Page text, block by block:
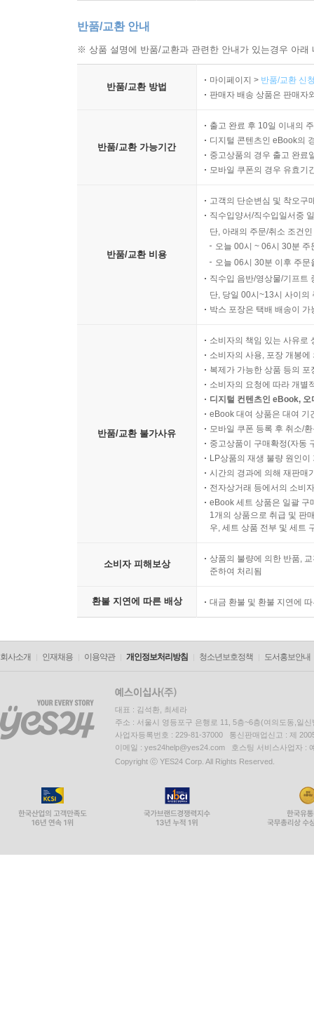
반품/교환 안내
※ 상품 설명에 반품/교환과 관련한 안내가 있는경우 아
반품/교환 방법
마이페이지 > 반품/교환 신
판매자 배송 상품은 판매자
반품/교환 가능기간
출고 완료 후 10일 이내의
디지털 콘텐츠인 eBook의
중고상품의 경우 출고 완료
모바일 쿠폰의 경우 유효기
반품/교환 비용
고객의 단순변심 및 착오구
직수입양서/직수입일서중
단, 아래의 주문/취소 조건
오늘 00시 ~ 06시 30분
오늘 06시 30분 이후 주
직수입 음반/영상물/기프트
단, 당일 00시~13시 사이의
박스 포장은 택배 배송이
반품/교환 불가사유
소비자의 책임 있는 사유로
소비자의 사용, 포장 개봉
복제가 가능한 상품 등의
소비자의 요청에 따라 개별
디지털 컨텐츠인 eBook,
eBook 대여 상품은 대여 기
모바일 쿠폰 등록 후 취소/
중고상품이 구매확정(자동
LP상품의 재생 불량 원인
시간의 경과에 의해 재판매
전자상거래 등에서의 소비
eBook 세트 상품은 일괄 구
1개의 상품으로 취급 및 판
우, 세트 상품 전부 및 세트
소비자 피해보상
상품의 불량에 의한 반품,
준하여 처리됨
환불 지연에 따른 배상 대금 환불 및 환불 지연에
회사소개 인재채용 이용약관 개인정보처리방침 청소년보호정책 도서홍보안내
대표 : 김석환, 최세라
주소 : 서울시 영등포구 은행로 11, 5층~6층(여의도동,일신
사업자등록번호 : 229-81-37000 통신판매업신고 : 제
이메일 : yes24help@yes24.com 호스팅 서비스사업자 :
Copyright ⓒ YES24 Corp. All Rights Reserved.